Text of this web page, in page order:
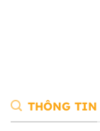
THÔNG TIN